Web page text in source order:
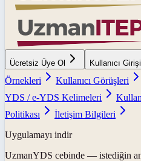
Ücretsiz Üye Ol Kullanıcı Girişi
Örnekleri
Kullanıcı Görüşleri
YDS / e-YDS Kelimeleri
Politikası
İletişim Bilgileri
Uygulamayı indir
UzmanYDS cebinde — istediğin